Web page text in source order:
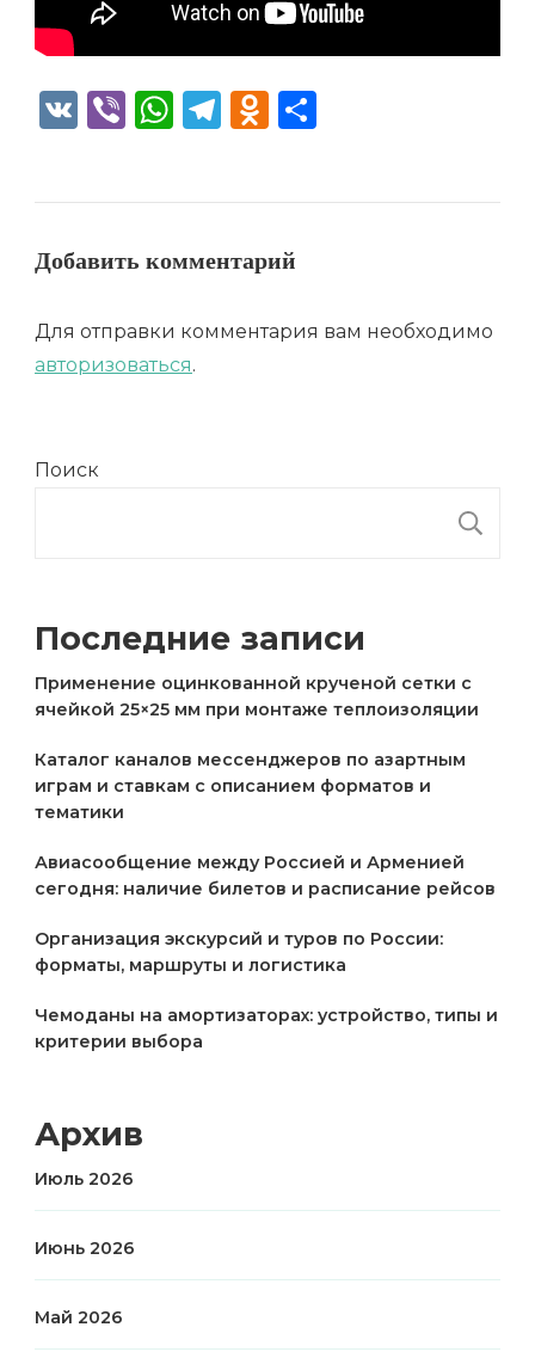
VK ViberWhatsApp
Telegram
Odnoklassniki
Добавить комментарий
Для отправки комментария вам необходимо
авторизоваться.
Поиск
Последние записи
Применение оцинкованной крученой сетки с
ячейкой 25×25 мм при монтаже теплоизоляции
Каталог каналов мессенджеров по азартным
играм и ставкам с описанием форматов и
тематики
Авиасообщение между Россией и Арменией
сегодня: наличие билетов и расписание рейсов
Организация экскурсий и туров по России:
форматы, маршруты и логистика
Чемоданы на амортизаторах: устройство, типы и
критерии выбора
Архив
Июль 2026
Июнь 2026
Май 2026